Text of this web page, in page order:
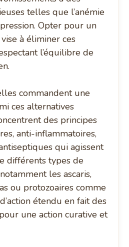
telles que l’anémie
Opter pour un
à éliminer ces
l’équilibre de
commandent une
ces alternatives
des principes
anti-inflammatoires,
qui agissent
différents types de
les ascaris,
ou protozoaires comme
étendu en fait des
une action curative et